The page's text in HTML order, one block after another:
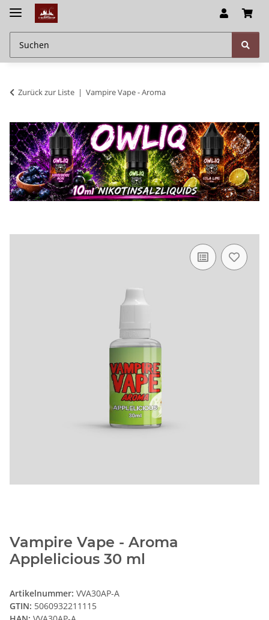
Zurück zur Liste Vampire Vape - Aroma
Vampire Vape - Aroma
Applelicious 30 ml
Artikelnummer: VVA30AP-A
GTIN: 5060932211115